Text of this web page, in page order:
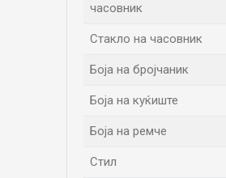
часовник
Стакло на часовник
Боја на бројчаник
Боја на куќиште
Боја на ремче
Стил